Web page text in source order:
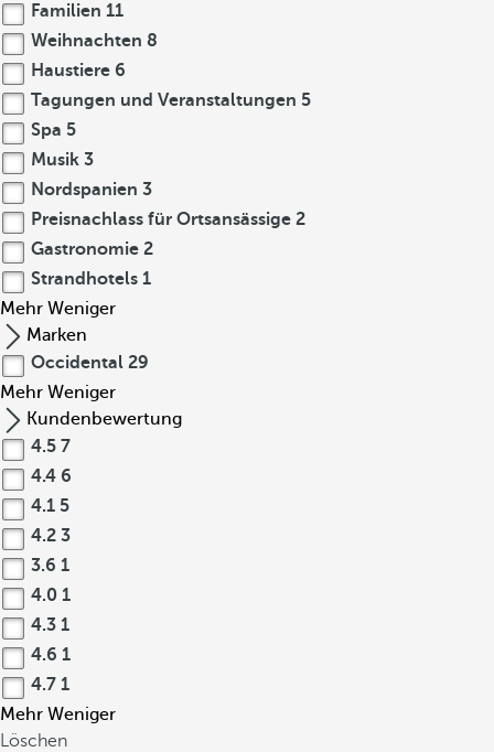
Familien 11
Weihnachten 8
Haustiere 6
Tagungen und Veranstaltungen 5
Spa 5
Musik 3
Nordspanien 3
Preisnachlass für Ortsansässige 2
Gastronomie 2
Strandhotels 1
Mehr Weniger
Marken
Occidental 29
Mehr Weniger
Kundenbewertung
4.5 7
4.4 6
4.1 5
4.2 3
3.6 1
4.0 1
4.3 1
4.6 1
4.7 1
Mehr Weniger
Löschen